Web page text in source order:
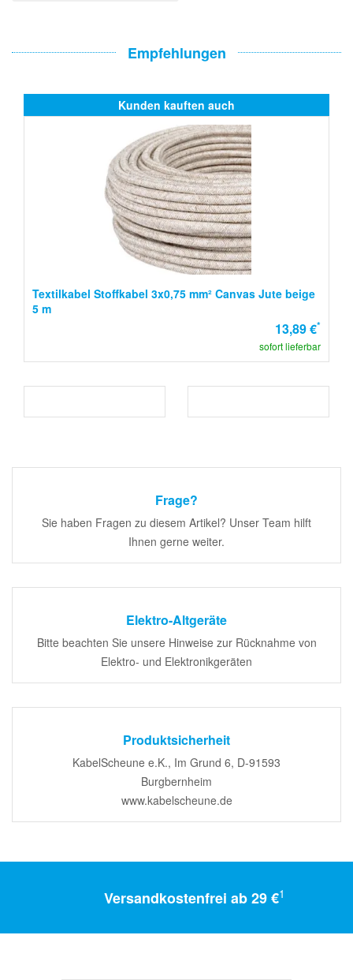
Empfehlungen
Kunden kauften auch
Textilkabel Stoffkabel 3x0,75 mm² Canvas Jute beige
5 m
13,89 €*
sofort lieferbar
Frage?
Sie haben Fragen zu diesem Artikel? Unser Team hilft
Ihnen gerne weiter.
Elektro-Altgeräte
Bitte beachten Sie unsere Hinweise zur Rücknahme von
Elektro- und Elektronikgeräten
Produktsicherheit
KabelScheune e.K., Im Grund 6, D-91593
Burgbernheim
www.kabelscheune.de
Versandkostenfrei ab 29 €1